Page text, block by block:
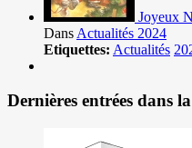
Joyeux
Dans Actualités 2024
Etiquettes: Actualités
Dernières entrées dans